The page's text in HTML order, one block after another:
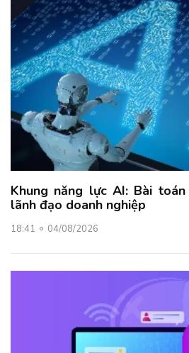
Khung năng lực AI: Bài
lãnh đạo doanh nghiệp
18:41 04/08/2026